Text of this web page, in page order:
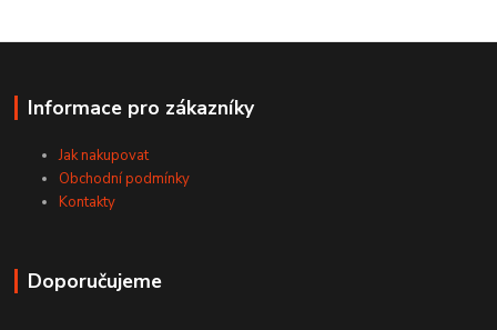
Informace pro zákazníky
Jak nakupovat
Obchodní podmínky
Kontakty
Doporučujeme